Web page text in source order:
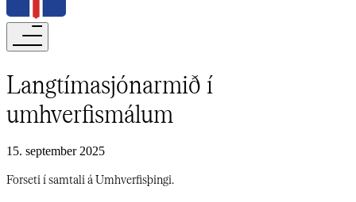
Langtímasjónarmið í
umhverfismálum​​​​‌ ‍ ​‍​‍‌‍ ‌ ​‍‌‍‍‌‌‍‌ ‌‍‍‌‌‍ ‍​‍​‍​ ‍‍​‍​‍‌ ​ ‌‍​‌‌‍ ‍‌‍‍‌‌ ‌​‌ ‍‌​‍ ‍‌‍‍‌‌‍ ​‍​‍​‍ ​​‍​‍‌‍‍​‌ ​‍‌‍‌‌‌‍‌‍​‍​‍​ ‍‍​‍​‍‌‍‍​‌ ‌​‌ ‌​‌ ​​‌ ​ ​‍ ​‍ ‌‍‌‍‌‍ ‌ ​‍‌ ​ ‌‍‌‌‌ ‌​‌‍‍‌​‍ ‌‌‍‍‌‌ ​ ‌‍ ​‌‍​‌‌‍ ‍‌‍‌​‌ ​ ​‍ ‍‌ ‌‍‌‍‌‌‌ ​‍‌‍​ ‌‍‌‌‌‍ ​​‍ ‍‌‍​‌‌ ​​‌ ​​​‍ ‌ ​ ‌ ‌​‌ ‌‌‌‍‌​‌‍‍‌‌‍ ​‍ ‌‍‍‌‌‍ ‍‌ ‌​‌‍‌‌‌‍ ‍‌ ‌​​‍ ‌‍‌‌‌‍‌​‌‍‍‌‌ ‌​​‍ ‌‍ ‌‌‍ ‌‍‌​‌‍‌‌​ ‌‌ ​​‌ ​‍‌‍‌‌‌ ​ ‌‍‌‌‌‍ ‍‌ ‌​‌‍​‌‌ ‌​‌‍‍‌‌‍ ‌‍ ‍​ ‍ ‌‍‍‌‌‍‌​​ ‌‌ ​ ‌​‍‌‌​‌​‌‍‍​‌​​‌‌‍‌​‌‍​ ​ ‌‌‌‌‌​‌​​ ‌‌‍​‌‌​ ‌‌‌‌‌​‍‌​ ‌​‌​ ‌​ ​ ‌‌​ ‌‌‌​‌​‌‍‌​​‍‌​‌‍​ ‍ ‌ ‌​‌ ‍‌‌ ​​‌‍‌‌​ ‌‌‍ ‍‌‍‌‌‌ ‌ ‌ ​ ​ ‍ ‌ ​​‌‍​‌‌ ‌​‌‍‍​​ ‌‌ ‌​‌‍‍‌‌ ‌​‌‍ ​‌‍‌‌​ ‌‍​‍‌‍​‌‌ ​ ‌‍‌‌‌‌‌‌‌ ​‍‌‍ ​​ ‌‌‍‍​‌ ‌​‌ ‌​‌ ​​‌ ​ ​‍‌‌​ ​‍‌​‌‍​‍‌‌​ ​‍‌​‌‍‌‍‌‍‌‍ ‌ ​‍‌ ​ ‌‍‌‌‌ ‌​‌‍‍‌​‍ ‌‌‍‍‌‌ ​ ‌‍ ​‌‍​‌‌‍ ‍‌‍‌​‌ ​ ​‍ ‍‌ ‌‍‌‍‌‌‌ ​‍‌‍​ ‌‍‌‌‌‍ ​​‍ ‍‌‍​‌‌ ​​‌ ​​​‍‌‌​ ​‍‌​‌‍‌ ​ ‌ ‌​‌ ‌‌‌‍‌​‌‍‍‌‌‍ ​‍‌‍‌‍‍‌‌‍‌​​ ‌‌ ​ ‌​‍‌‌​‌​‌‍‍​‌​​‌‌‍‌​‌‍​ ​ ‌‌‌‌‌​‌​​ ‌‌‍​‌‌​ ‌‌‌‌‌​‍‌​ ‌​‌​ ‌​ ​ ‌‌​ ‌‌‌​‌​‌‍‌​​‍‌​‌‍​‍‌‍‌ ‌​‌ ‍‌‌ ​​‌‍‌‌​ ‌‌‍ ‍‌‍‌‌‌ ‌ ‌ ​ ​‍‌‍‌ ​​‌‍​‌‌ ‌​‌‍‍​​ ‌‌ ‌​‌‍‍‌‌ ‌​‌‍ ​‌‍‌‌​‍‌‍‌ ​​‌‍‌‌‌ ​‍‌ ​ ‌ ​​‌‍‌‌‌‍​ ‌ ‌​‌‍‍‌‌ ‌‍‌‍‌‌​ ‌‌ ​​‌ ‌‌‌‍​‍‌‍ ​‌‍‍‌‌ ​ ‌‍‍​‌‍‌‌‌‍‌​​‍​‍‌ ‌
15. september 2025
Forseti í samtali á Umhverfisþingi.​​​​‌ ‍ ​‍​‍‌‍ ‌ ​‍‌‍‍‌‌‍‌ ‌‍‍‌‌‍ ‍​‍​‍​ ‍‍​‍​‍‌ ​ ‌‍​‌‌‍ ‍‌‍‍‌‌ ‌​‌ ‍‌​‍ ‍‌‍‍‌‌‍ ​‍​‍​‍ ​​‍​‍‌‍‍​‌ ​‍‌‍‌‌‌‍‌‍​‍​‍​ ‍‍​‍​‍‌‍‍​‌ ‌​‌ ‌​‌ ​​‌ ​ ​‍ ​‍ ‌‍‌‍‌‍ ‌ ​‍‌ ​ ‌‍‌‌‌ ‌​‌‍‍‌​‍ ‌‌‍‍‌‌ ​ ‌‍ ​‌‍​‌‌‍ ‍‌‍‌​‌ ​ ​‍ ‍‌ ‌‍‌‍‌‌‌ ​‍‌‍​ ‌‍‌‌‌‍ ​​‍ ‍‌‍​‌‌ ​​‌ ​​​‍ ‌ ​ ‌ ‌​‌ ‌‌‌‍‌​‌‍‍‌‌‍ ​‍ ‌‍‍‌‌‍ ‍‌ ‌​‌‍‌‌‌‍ ‍‌ ‌​​‍ ‌‍‌‌‌‍‌​‌‍‍‌‌ ‌​​‍ ‌‍ ‌‌‍ ‌‍‌​‌‍‌‌​ ‌‌ ​​‌ ​‍‌‍‌‌‌ ​ ‌‍‌‌‌‍ ‍‌ ‌​‌‍​‌‌ ‌​‌‍‍‌‌‍ ‌‍ ‍​ ‍ ‌‍‍‌‌‍‌​​ ‌‌ ​ ‌​‍‌‌​‌​‌‍‍​‌​​‌‌‍‌​‌‍​ ​ ‌‌‌‌‌​‌​​ ‌‌‍​‌‌​ ‌‌‌‌‌​‍‌​ ‌​‌​ ‌​ ​ ‌‌​ ‌‌‌​‌​‌‍‌​​‍‌​‌‍​ ‍ ‌ ‌​‌ ‍‌‌ ​​‌‍‌‌​ ‌‌‍ ‍‌‍‌‌‌ ‌ ‌ ​ ​ ‍ ‌ ​​‌‍​‌‌ ‌​‌‍‍​​ ‌‌‍‌​‌‍‌‌‌ ​ ‌‍​ ‌ ​‍‌‍‍‌‌ ​​‌ ‌​‌‍‍‌‌‍ ‌‍ ‍​ ‌‍​‍‌‍​‌‌ ​ ‌‍‌‌‌‌‌‌‌ ​‍‌‍ ​​ ‌‌‍‍​‌ ‌​‌ ‌​‌ ​​‌ ​ ​‍‌‌​ ​‍‌​‌‍​‍‌‌​ ​‍‌​‌‍‌‍‌‍‌‍ ‌ ​‍‌ ​ ‌‍‌‌‌ ‌​‌‍‍‌​‍ ‌‌‍‍‌‌ ​ ‌‍ ​‌‍​‌‌‍ ‍‌‍‌​‌ ​ ​‍ ‍‌ ‌‍‌‍‌‌‌ ​‍‌‍​ ‌‍‌‌‌‍ ​​‍ ‍‌‍​‌‌ ​​‌ ​​​‍‌‌​ ​‍‌​‌‍‌ ​ ‌ ‌​‌ ‌‌‌‍‌​‌‍‍‌‌‍ ​‍‌‍‌‍‍‌‌‍‌​​ ‌‌ ​ ‌​‍‌‌​‌​‌‍‍​‌​​‌‌‍‌​‌‍​ ​ ‌‌‌‌‌​‌​​ ‌‌‍​‌‌​ ‌‌‌‌‌​‍‌​ ‌​‌​ ‌​ ​ ‌‌​ ‌‌‌​‌​‌‍‌​​‍‌​‌‍​‍‌‍‌ ‌​‌ ‍‌‌ ​​‌‍‌‌​ ‌‌‍ ‍‌‍‌‌‌ ‌ ‌ ​ ​‍‌‍‌ ​​‌‍​‌‌ ‌​‌‍‍​​ ‌‌‍‌​‌‍‌‌‌ ​ ‌‍​ ‌ ​‍‌‍‍‌‌ ​​‌ ‌​‌‍‍‌‌‍ ‌‍ ‍​‍‌‍‌ ​​‌‍‌‌‌ ​‍‌ ​ ‌ ​​‌‍‌‌‌‍​ ‌ ‌​‌‍‍‌‌ ‌‍‌‍‌‌​ ‌‌ ​​‌ ‌‌‌‍​‍‌‍ ​‌‍‍‌‌ ​ ‌‍‍​‌‍‌‌‌‍‌​​‍​‍‌ ‌